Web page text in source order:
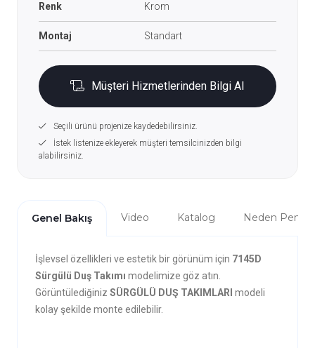
Renk Krom
Montaj Standart
Müşteri Hizmetlerinden Bilgi Al
Seçili ürünü projenize kaydedebilirsiniz.
İstek listenize ekleyerek müşteri temsilcinizden bilgi
alabilirsiniz.
Genel Bakış Video Katalog Neden Penta?
İşlevsel özellikleri ve estetik bir görünüm için 7145D
Sürgülü Duş Takımı modelimize göz atın.
Görüntülediğiniz SÜRGÜLÜ DUŞ TAKIMLARI modeli
kolay şekilde monte edilebilir.